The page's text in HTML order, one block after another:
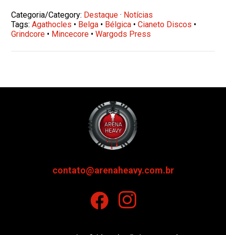
Categoria/Category: Destaque · Notícias
Tags:Agathocles • Belga • Bélgica •Cianeto Discos •
Grindcore • Mincecore •Wargods Press
contato@arenaheavy.com.br